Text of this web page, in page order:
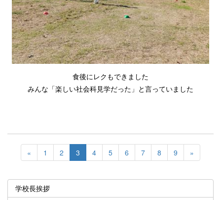
食後にレクもできました
みんな「楽しい社会科見学だった」と言っていました
« 1 2 3 4 5 6 7 8 9 »
学校長挨拶